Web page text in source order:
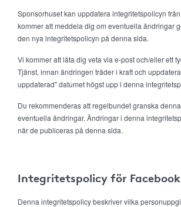
Sponsorhuset kan uppdatera integritetspolicyn
kommer att meddela dig om eventuella ändringar
den nya integritetspolicyn på denna sida.
Vi kommer att låta dig veta via e-post och/eller ett
Tjänst, innan ändringen träder i kraft och
uppdaterad" datumet högst upp i denna
Du rekommenderas att regelbundet granska
eventuella ändringar. Ändringar i denna
när de publiceras på denna sida.
Integritetspolicy för
Denna integritetspolicy beskriver vilka